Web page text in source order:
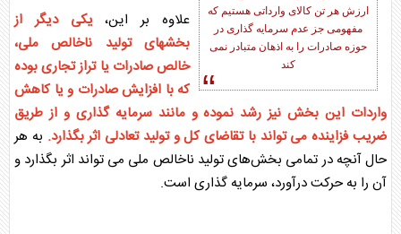
ارزش هر تن کالای وارداتی هستیم که
مفهومی جز عدم سرمایه گذاری در
حوزه صادرات را به اذهان متبادر نمی
کند
علاوه بر این،یکی دیگر از
بخشهایتولید ناخالص ملی،
خالصصادرات یا تراز تجاری بوده
که با افزایشصادرات و یا کاهش
واردات این بخش نیز رشد نموده و مانندسرمایه گذاری و از طریق
ضریب فزاینده می تواند با تقاضای کل وتولید تعادلی اثر بگذارد. به هر
حال آنچه در تمامی بخش‌هایتولید ناخالص ملی می تواند اثر بگذارد و
آن را به حرکت درآورد، سرمایه گذاری است.